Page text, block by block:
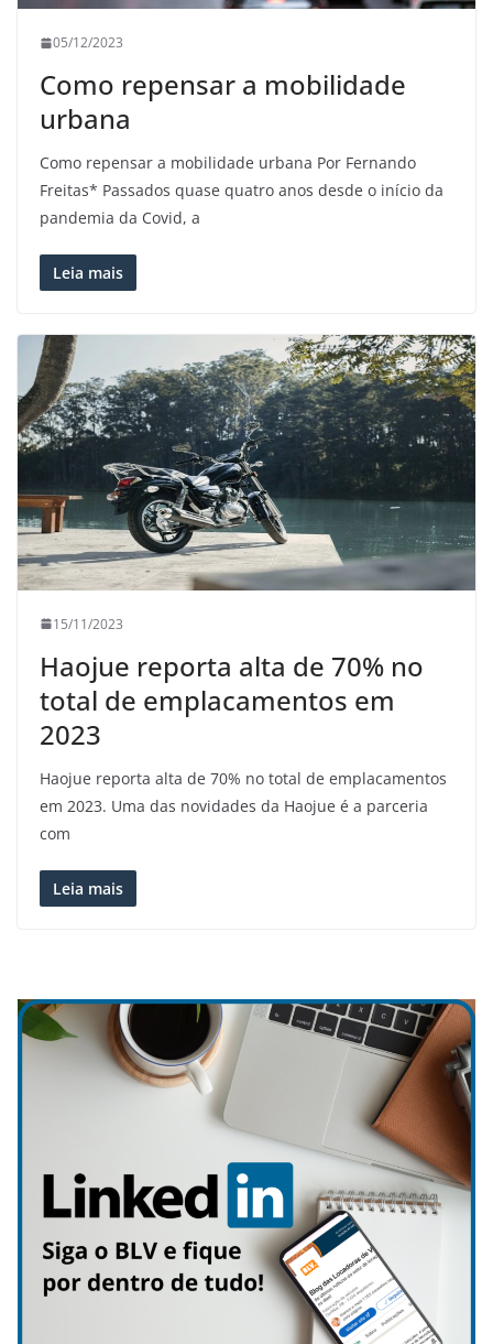
05/12/2023
Como repensar a mobilidade
urbana
Como repensar a mobilidade urbana Por Fernando
Freitas* Passados quase quatro anos desde o início da
pandemia da Covid, a
Leia mais
15/11/2023
Haojue reporta alta de 70% no
total de emplacamentos em
2023
Haojue reporta alta de 70% no total de emplacamentos
em 2023. Uma das novidades da Haojue é a parceria
com
Leia mais